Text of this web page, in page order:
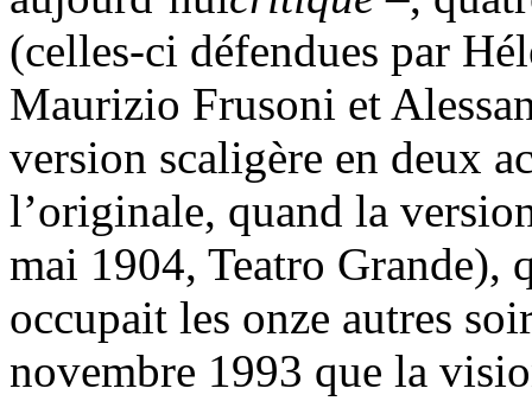
(celles-ci défendues par
Maurizio Frusoni et
version scaligère en deux
l’originale, quand la
mai 1904, Teatro Grande),
occupait les onze autres
novembre 1993 que la